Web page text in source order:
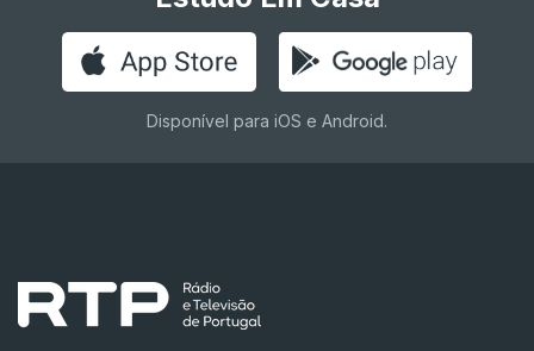
Disponível para iOS e Android.